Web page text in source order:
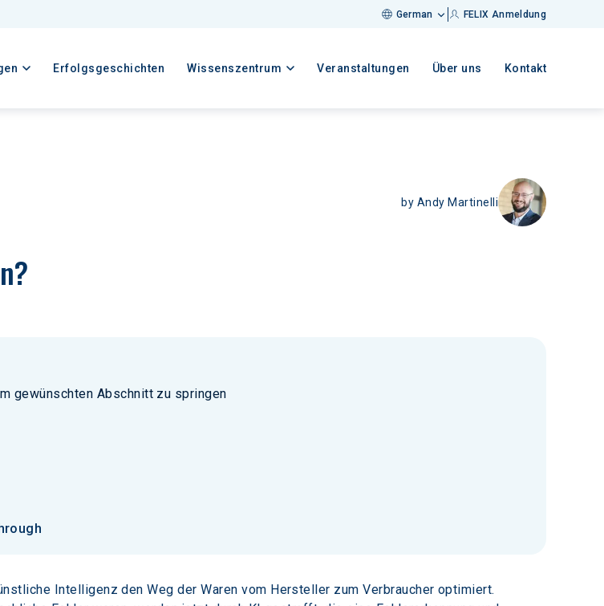
German FELIX Anmeldung
Erfolgsgeschichten Wissenszentrum Veranstaltungen Über uns Kontakt
by Andy Martinelli
gewünschten Abschnitt zu springen
Intelligenz den Weg der Waren vom Hersteller zum Verbraucher optimiert.